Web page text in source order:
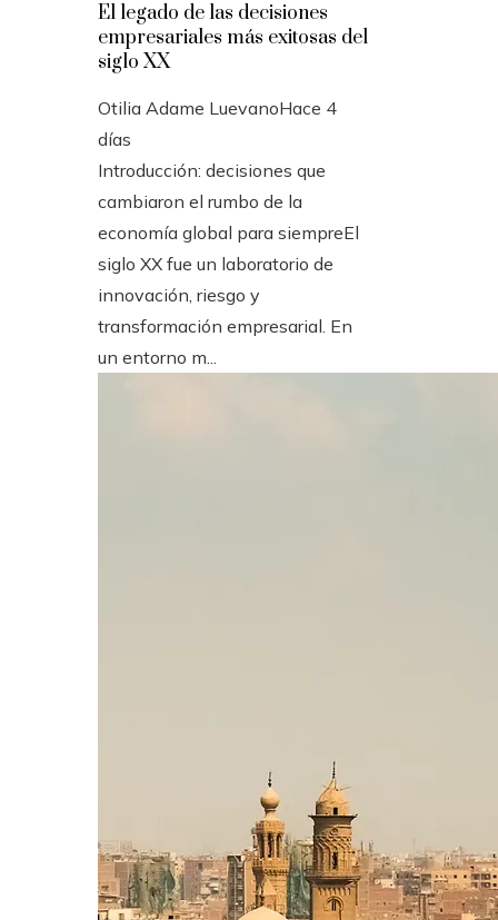
El legado de las decisiones
empresariales más exitosas del
siglo XX
Otilia Adame LuevanoHace 4
días
Introducción: decisiones que
cambiaron el rumbo de la
economía global para siempreEl
siglo XX fue un laboratorio de
innovación, riesgo y
transformación empresarial. En
un entorno m...